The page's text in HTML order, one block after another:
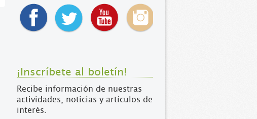
¡Inscríbete al boletín!
Recibe información de nuestras
actividades, noticias y artículos de
interés.